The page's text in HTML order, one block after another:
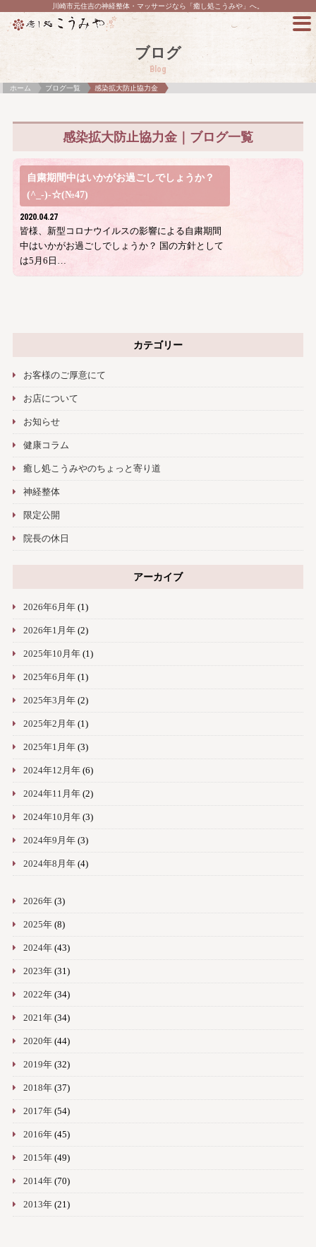
川崎市元住吉の神経整体・マッサージなら「癒し処こうみや」へ。
ブログ
Blog
ホーム ブログ一覧 感染拡大防止協力金
感染拡大防止協力金｜ブログ一覧
自粛期間中はいかがお過ごしでしょうか？
(^_-)-☆(№47)
2020.04.27
皆様、新型コロナウイルスの影響による自粛期間
中はいかがお過ごしでしょうか？ 国の方針として
は5月6日…
カテゴリー
お客様のご厚意にて
お店について
お知らせ
健康コラム
癒し処こうみやのちょっと寄り道
神経整体
限定公開
院長の休日
アーカイブ
2026年6月年(1)
2026年1月年(2)
2025年10月年(1)
2025年6月年(1)
2025年3月年(2)
2025年2月年(1)
2025年1月年(3)
2024年12月年(6)
2024年11月年(2)
2024年10月年(3)
2024年9月年(3)
2024年8月年(4)
2026年(3)
2025年(8)
2024年(43)
2023年(31)
2022年(34)
2021年(34)
2020年(44)
2019年(32)
2018年(37)
2017年(54)
2016年(45)
2015年(49)
2014年(70)
2013年(21)